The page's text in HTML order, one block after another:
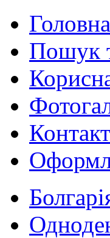
Головна
Пошук